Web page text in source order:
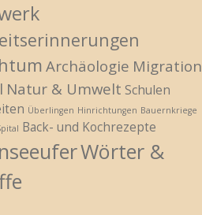
Archäologie Migration
Natur & Umwelt Schulen
Überlingen Hinrichtungen Bauernkriege
Back- und Kochrezepte
Wörter &